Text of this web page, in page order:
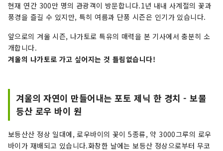
현재 연간 300만 명의 관광객이 방문합니다.1년 내내 사계절의 꽃과
풍경을 즐길 수 있지만, 특히 여름과 단풍 시즌은 인기가 있습니다.
앞으로의 겨울 시즌, 나가토로 특유의 매력을 본 기사에서 충분히 소
개합니다.
겨울의 나가토로 가고 싶어지는 것 틀림없습니다!
겨울의 자연이 만들어내는 포토 제닉 한 경치 - 보물
등산 로우 바이 원
보등산산 정상 일대에, 로우바이의 꽃이 5종류, 약 3000그루의 로우
바이가 재배되고 있습니다.화창한 날에는 보등산 정상으로부터 무코